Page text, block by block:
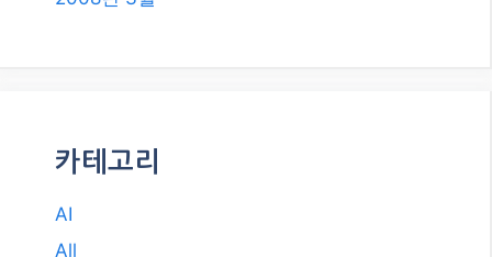
카테고리
AI
All